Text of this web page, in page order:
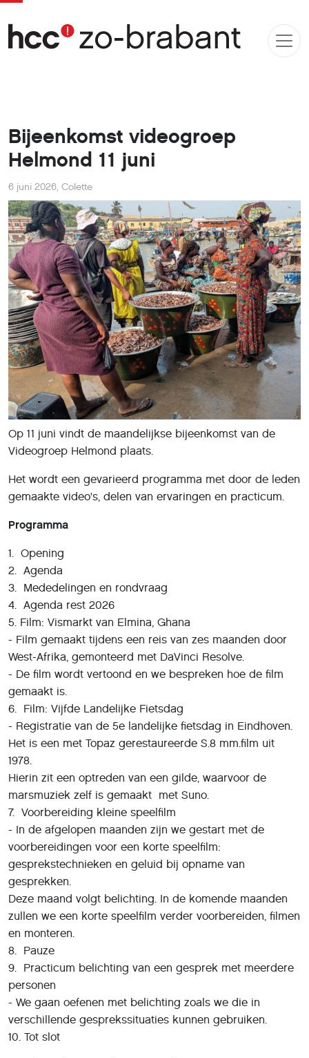
Bijeenkomst videogroep
Helmond 11 juni
6 juni 2026, Colette
Op 11 juni vindt de maandelijkse bijeenkomst van de
Videogroep Helmond plaats.
Het wordt een gevarieerd programma met door de leden
gemaakte video's, delen van ervaringen en practicum.
Programma
1. Opening
2. Agenda
3. Mededelingen en rondvraag
4. Agenda rest 2026
5. Film: Vismarkt van Elmina, Ghana
- Film gemaakt tijdens een reis van zes maanden door
West-Afrika, gemonteerd met DaVinci Resolve.
- De film wordt vertoond en we bespreken hoe de film
gemaakt is.
6. Film: Vijfde Landelijke Fietsdag
- Registratie van de 5e landelijke fietsdag in Eindhoven.
Het is een met Topaz gerestaureerde S.8 mm.film uit
1978.
Hierin zit een optreden van een gilde, waarvoor de
marsmuziek zelf is gemaakt met Suno.
7. Voorbereiding kleine speelfilm
- In de afgelopen maanden zijn we gestart met de
voorbereidingen voor een korte speelfilm:
gesprekstechnieken en geluid bij opname van
gesprekken.
Deze maand volgt belichting. In de komende maanden
zullen we een korte speelfilm verder voorbereiden, filmen
en monteren.
8. Pauze
9. Practicum belichting van een gesprek met meerdere
personen
- We gaan oefenen met belichting zoals we die in
verschillende gesprekssituaties kunnen gebruiken.
10. Tot slot